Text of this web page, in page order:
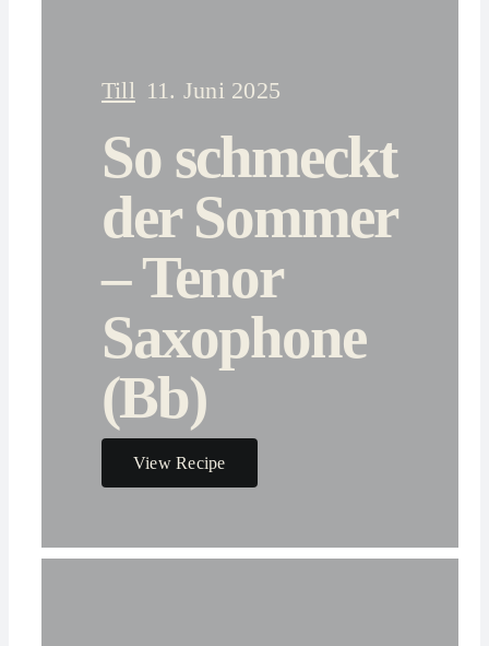
Till 11. Juni 2025
So schmeckt
der Sommer
– Tenor
Saxophone
(Bb)
View Recipe